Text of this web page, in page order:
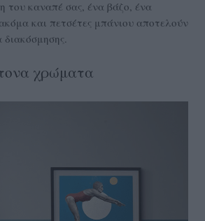
του καναπέ σας, ένα βάζο, ένα
και πετσέτες μπάνιου αποτελούν
διακόσμησης.
χρώματα